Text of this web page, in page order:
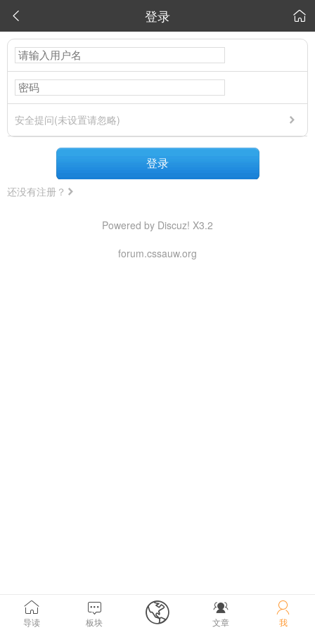
 登录 
安全提问(未设置请忽略)
登录
还没有注册？

导读

板块  
文章

我
Powered by Discuz! X3.2
forum.cssauw.org